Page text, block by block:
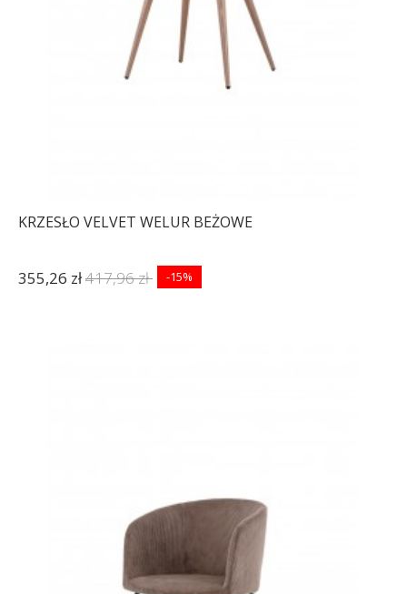
KRZESŁO VELVET WELUR BEŻOWE
355,26 zł417,96 zł -15%